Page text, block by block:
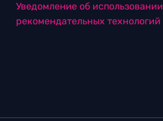
Уведомление об использовании
рекомендательных технологий